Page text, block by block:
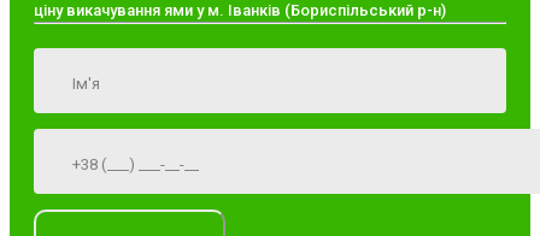
ціну викачування ями у м. Іванків (Бориспільський р-н)